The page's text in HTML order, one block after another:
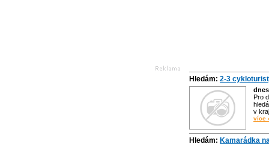
Hledám: 2-3
dnes
Pro
v
více
Hledám: Kamarádka